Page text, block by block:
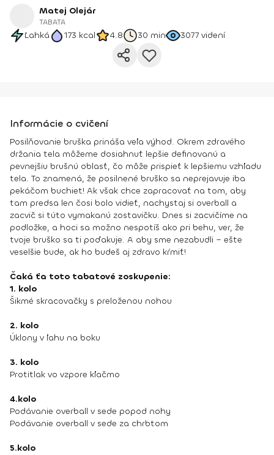
Matej Olejár
TABATA
Ľahká 173 kcal 4.8 30 min 3077 videní
Informácie o cvičení
Posilňovanie bruška prináša veľa výhod. Okrem zdravého
držania tela môžeme dosiahnuť lepšie definovanú a
pevnejšiu brušnú oblasť, čo môže prispieť k lepšiemu vzhľadu
tela. To znamená, že posilnené bruško sa neprejavuje iba
pekáčom buchiet! Ak však chce zapracovať na tom, aby
tam predsa len čosi bolo vidieť, nachystaj si overball a
zacvič si túto vymakanú zostavičku. Dnes si zacvičíme na
podložke, a hoci sa možno nespotíš ako pri behu, ver, že
tvoje bruško sa ti poďakuje. A aby sme nezabudli – ešte
veselšie bude, ak ho budeš aj zdravo kŕmiť!
Čaká ťa toto tabatové zoskupenie:
1. kolo
Šikmé skracovačky s preloženou nohou
2. kolo
Úklony v ľahu na boku
3. kolo
Protitlak vo vzpore kľačmo
4.kolo
Podávanie overball v sede popod nohy
Podávanie overball v sede za chrbtom
5.kolo